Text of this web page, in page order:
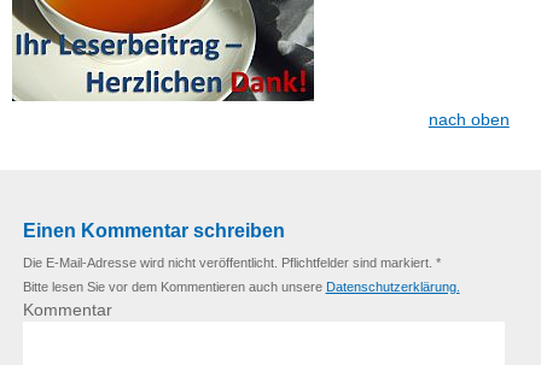
nach oben
Einen Kommentar schreiben
Die E-Mail-Adresse wird nicht veröffentlicht. Pflichtfelder sind markiert. *
Bitte lesen Sie vor dem Kommentieren auch unsere Datenschutzerklärung.
Kommentar